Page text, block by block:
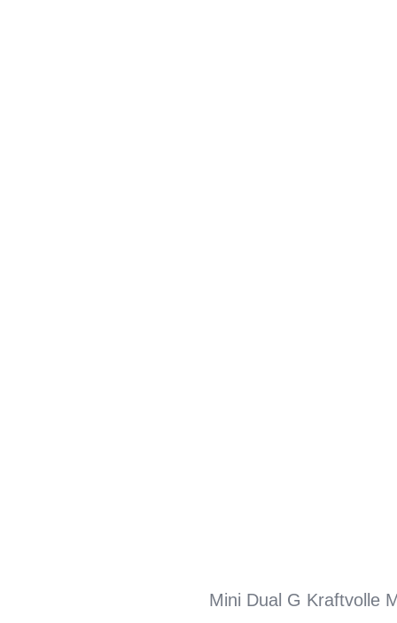
Mini Dual G Kraftvolle